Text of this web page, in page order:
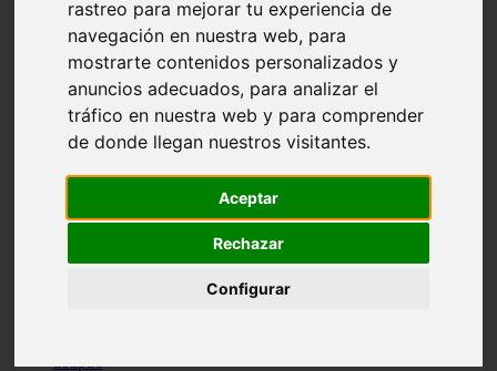
rastreo para mejorar tu experiencia de
navegación en nuestra web, para
mostrarte contenidos personalizados y
anuncios adecuados, para analizar el
tráfico en nuestra web y para comprender
de donde llegan nuestros visitantes.
Aceptar
Rechazar
Configurar
higiene
snacks
acuario
iberzoo propet
comercios
estanques
viajar
cr a
especies invasoras
agua